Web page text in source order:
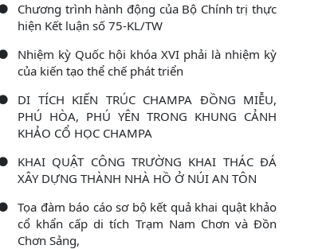
Chương trình hành động của Bộ Chính trị thực
hiện Kết luận số 75-KL/TW
Nhiệm kỳ Quốc hội khóa XVI phải là nhiệm kỳ
của kiến tạo thể chế phát triển
DI TÍCH KIẾN TRÚC CHAMPA ĐỒNG MIỄU,
PHÚ HÒA, PHÚ YÊN TRONG KHUNG CẢNH
KHẢO CỔ HỌC CHAMPA
KHAI QUẬT CÔNG TRƯỜNG KHAI THÁC ĐÁ
XÂY DỰNG THÀNH NHÀ HỒ Ở NÚI AN TÔN
Tọa đàm báo cáo sơ bộ kết quả khai quật khảo
cổ khẩn cấp di tích Trạm Nam Chơn và Đồn
Chơn Sảng,